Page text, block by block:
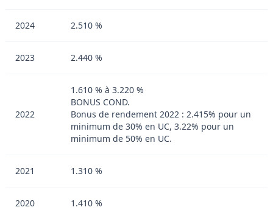
2024 2.510 %
2023 2.440 %
2022
1.610 % à 3.220 %
BONUS COND.
Bonus de rendement 2022 : 2.415% pour un
minimum de 30% en UC, 3.22% pour un
minimum de 50% en UC.
2021 1.310 %
2020 1.410 %